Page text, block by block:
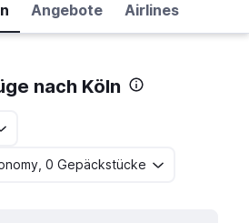
Angebote Airlines
nach Köln
0 Gepäckstücke